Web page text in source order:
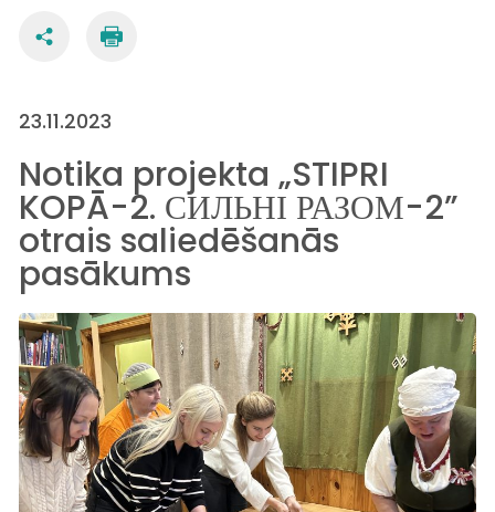
23.11.2023
Notika projekta „STIPRI
KOPĀ-2. СИЛЬНІ РАЗОМ-2”
otrais saliedēšanās
pasākums